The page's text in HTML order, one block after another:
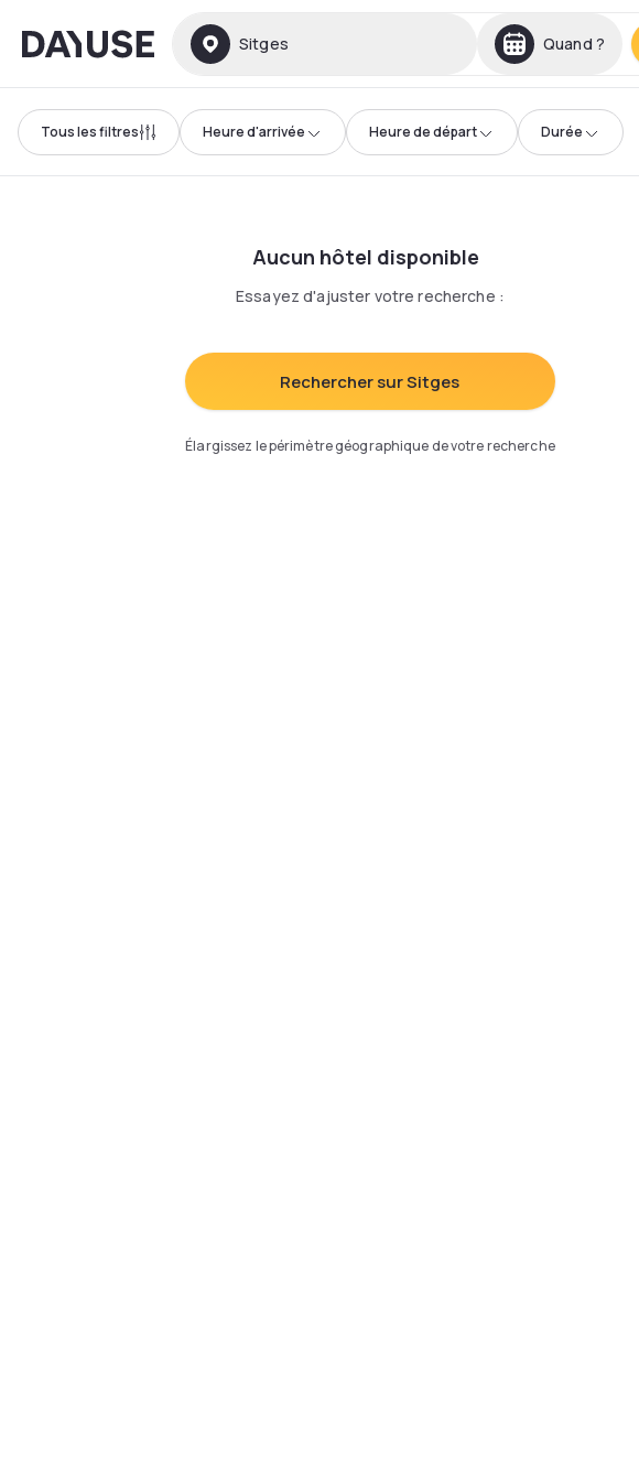
Dayuse Sitges Quand ?
Tous les filtres Heure d'arrivée Heure de départ Durée
Aucun hôtel disponible
Essayez d'ajuster votre recherche :
Rechercher sur Sitges
Élargissez le périmètre géographique de votre recherche